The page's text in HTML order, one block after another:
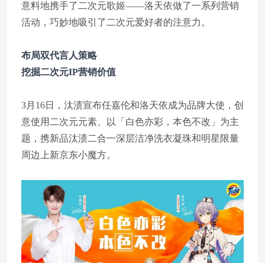
意料地携手了二次元歌姬——洛天依做了一系列营销
活动，巧妙地吸引了二次元爱好者的注意力。
布局双代言人策略
挖掘二次元IP营销价值
3月16日，汰渍宣布任嘉伦和洛天依成为品牌大使，创
意使用二次元元素、以「白色亦彩，本色不改」为主
题，携新品汰渍二合一深层洁净洗衣凝珠和明星限量
周边上新京东小魔方。